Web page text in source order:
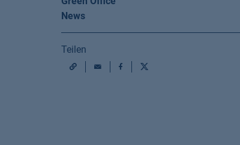
News
Teilen
URL
Mail Facebook
X